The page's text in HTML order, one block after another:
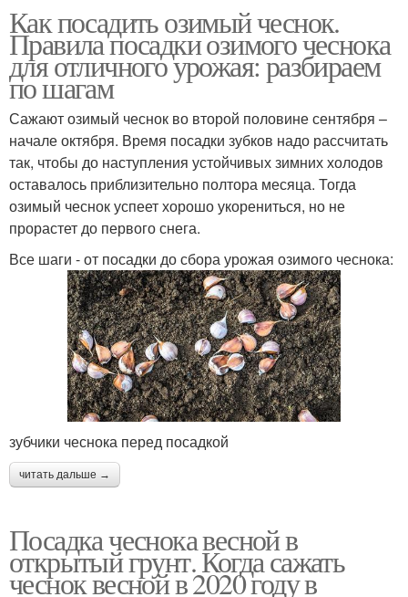
Как посадить озимый чеснок.
Правила посадки озимого чеснока
для отличного урожая: разбираем
по шагам
Сажают озимый чеснок во второй половине сентября –
начале октября. Время посадки зубков надо рассчитать
так, чтобы до наступления устойчивых зимних холодов
оставалось приблизительно полтора месяца. Тогда
озимый чеснок успеет хорошо укорениться, но не
прорастет до первого снега.
Все шаги - от посадки до сбора урожая озимого чеснока:
зубчики чеснока перед посадкой
читать дальше →
Посадка чеснока весной в
открытый грунт. Когда сажать
чеснок весной в 2020 году в